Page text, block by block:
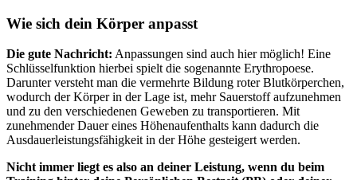
Wie sich dein Körper anpasst
Die gute Nachricht: Anpassungen sind auch hier möglich! Eine
Schlüsselfunktion hierbei spielt die sogenannte Erythropoese.
Darunter versteht man die vermehrte Bildung roter Blutkörperchen,
wodurch der Körper in der Lage ist, mehr Sauerstoff aufzunehmen
und zu den verschiedenen Geweben zu transportieren. Mit
zunehmender Dauer eines Höhenaufenthalts kann dadurch die
Ausdauerleistungsfähigkeit in der Höhe gesteigert werden.
Nicht immer liegt es also an deiner Leistung, wenn du beim